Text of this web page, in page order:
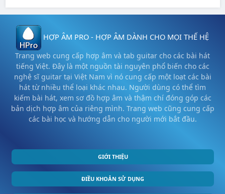
HỢP ÂM PRO - HỢP ÂM DÀNH CHO MỌI THẾ HỆ
Trang web cung cấp hợp âm và tab guitar cho các bài hát
tiếng Việt. Đây là một nguồn tài nguyên phổ biến cho các
nghệ sĩ guitar tại Việt Nam vì nó cung cấp một loạt các bài
hát từ nhiều thể loại khác nhau. Người dùng có thể tìm
kiếm bài hát, xem sơ đồ hợp âm và thậm chí đóng góp các
bản dịch hợp âm của riêng mình. Trang web cũng cung cấp
các bài học và hướng dẫn cho người mới bắt đầu.
GIỚI THIỆU
ĐIỀU KHOẢN SỬ DỤNG